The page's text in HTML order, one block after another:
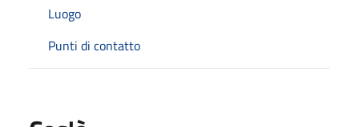
Luogo
Punti di contatto